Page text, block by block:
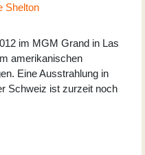
Shelton
im MGM Grand in Las
amerikanischen
Eine Ausstrahlung in
Schweiz ist zurzeit noch